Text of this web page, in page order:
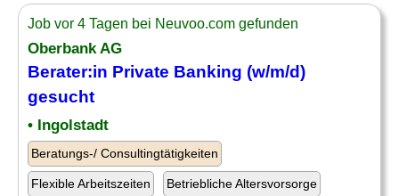
Job vor 4 Tagen bei Neuvoo.com gefunden
Oberbank AG
Berater:in Private Banking (w/m/d)
gesucht
• Ingolstadt
Beratungs-/ Consultingtätigkeiten
Flexible Arbeitszeiten Betriebliche Altersvorsorge